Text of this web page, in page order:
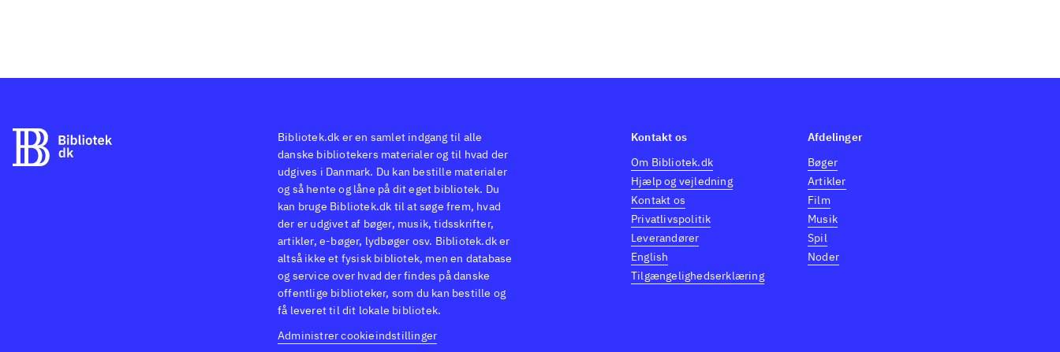
Bibliotek.dk er en samlet indgang til alle
danske bibliotekers materialer og til hvad der
udgives i Danmark. Du kan bestille materialer
og så hente og låne på dit eget bibliotek. Du
kan bruge Bibliotek.dk til at søge frem, hvad
der er udgivet af bøger, musik, tidsskrifter,
artikler, e-bøger, lydbøger osv. Bibliotek.dk er
altså ikke et fysisk bibliotek, men en database
og service over hvad der findes på danske
offentlige biblioteker, som du kan bestille og
få leveret til dit lokale bibliotek.
Administrer cookieindstillinger
Kontakt os
Om Bibliotek.dk
Hjælp og vejledning
Kontakt os
Privatlivspolitik
Leverandører
English
Tilgængelighedserklæring
Afdelinger
Bøger
Artikler
Film
Musik
Spil
Noder